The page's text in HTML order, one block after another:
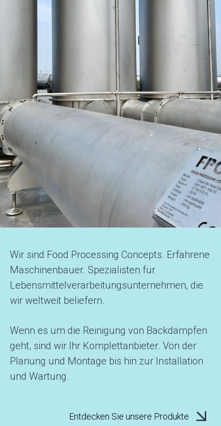
Wir sind Food Processing Concepts. Erfahrene
Maschinenbauer. Spezialisten für
Lebensmittelverarbeitungsunternehmen, die
wir weltweit beliefern.
Wenn es um die Reinigung von Backdämpfen
geht, sind wir Ihr Komplettanbieter. Von der
Planung und Montage bis hin zur Installation
und Wartung.
Entdecken Sie unsere Produkte